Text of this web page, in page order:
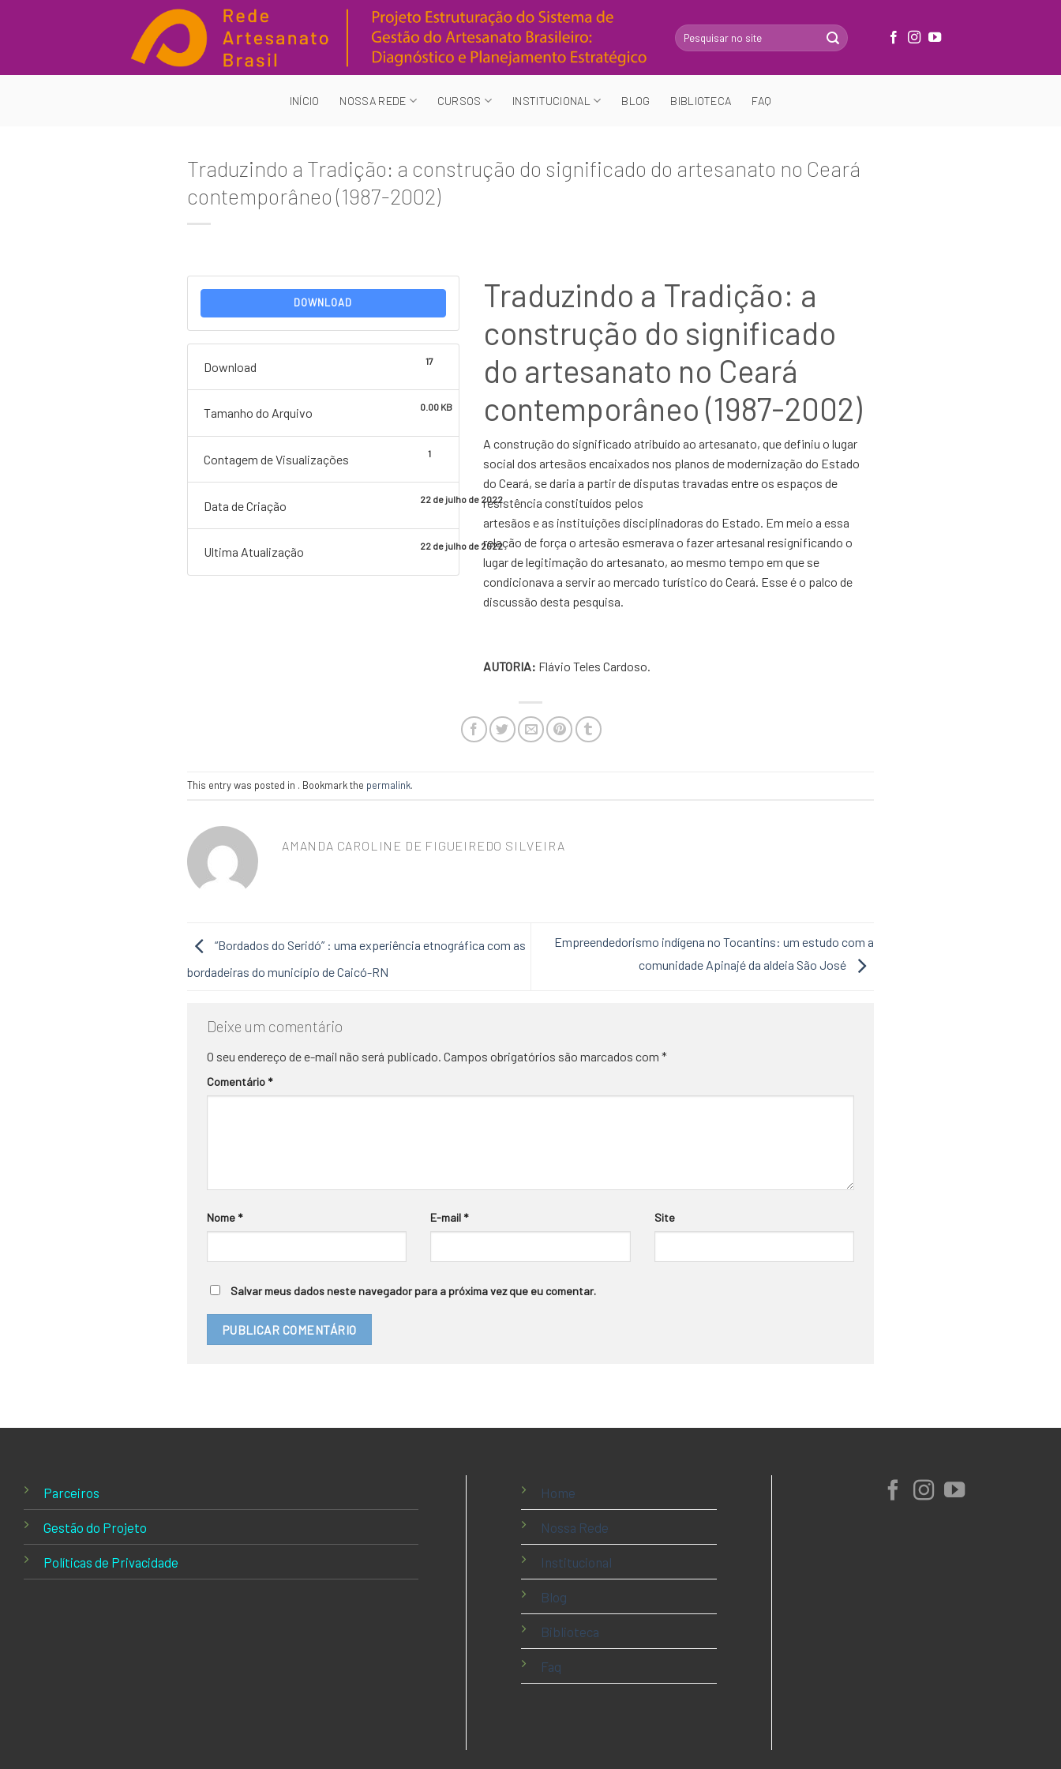
Search
for:
INÍCIO NOSSA REDE CURSOS INSTITUCIONAL BLOG BIBLIOTECA FAQ
Traduzindo a Tradição: a construção do significado do artesanato no Ceará
contemporâneo (1987-2002)
DOWNLOAD
Download 17
Tamanho do Arquivo 0.00 KB
Contagem de Visualizações 1
Data de Criação 22 de julho de 2022
Ultima Atualização 22 de julho de 2022
Traduzindo a Tradição: a
construção do significado
do artesanato no Ceará
contemporâneo (1987-2002)
A construção do significado atribuído ao artesanato, que definiu o lugar
social dos artesãos encaixados nos planos de modernização do Estado
do Ceará, se daria a partir de disputas travadas entre os espaços de
resistência constituídos pelos
artesãos e as instituições disciplinadoras do Estado. Em meio a essa
relação de força o artesão esmerava o fazer artesanal resignificando o
lugar de legitimação do artesanato, ao mesmo tempo em que se
condicionava a servir ao mercado turístico do Ceará. Esse é o palco de
discussão desta pesquisa.
AUTORIA: Flávio Teles Cardoso.
This entry was posted in . Bookmark the permalink.
AMANDA CAROLINE DE FIGUEIREDO SILVEIRA
“Bordados do Seridó” : uma experiência etnográfica com as
bordadeiras do município de Caicó-RN
Empreendedorismo indígena no Tocantins: um estudo com a
comunidade Apinajé da aldeia São José
Deixe um comentário
O seu endereço de e-mail não será publicado. Campos obrigatórios são marcados com *
Comentário *
Nome * E-mail * Site
Salvar meus dados neste navegador para a próxima vez que eu comentar.
Parceiros
Gestão do Projeto
Políticas de Privacidade
Home
Nossa Rede
Institucional
Blog
Biblioteca
Faq